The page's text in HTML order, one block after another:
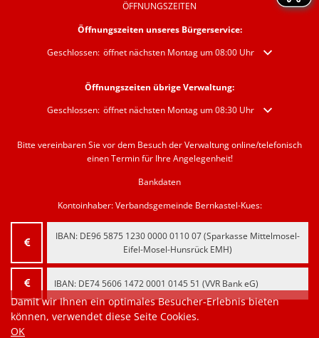
ÖFFNUNGSZEITEN
Öffnungszeiten unseres Bürgerservice:
Klicken, um weitere Öffnungs- oder Schließzeiten auszublenden
Geschlossen: öffnet nächsten Montag um 08:00 Uhr
Öffnungszeiten übrige Verwaltung:
Klicken, um weitere Öffnungs- oder Schließzeiten auszublenden
Geschlossen: öffnet nächsten Montag um 08:30 Uhr
Bitte vereinbaren Sie vor dem Besuch der Verwaltung online/telefonisch
einen Termin für Ihre Angelegenheit!
Bankdaten
Kontoinhaber: Verbandsgemeinde Bernkastel-Kues:
IBAN: ‍DE96 5875 1230 0000 0110 07‍(Sparkasse Mittelmosel-
Eifel-Mosel-Hunsrück EMH)
IBAN: ‍DE74 5606 1472 0001 0145 51‍ (VVR Bank eG)
Damit wir Ihnen ein optimales Besucher-Erlebnis bieten
können, verwendet diese Seite Cookies.
OK